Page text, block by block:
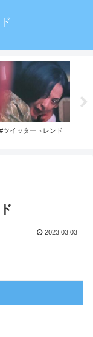
ツイッタートレンド
2023.03.03